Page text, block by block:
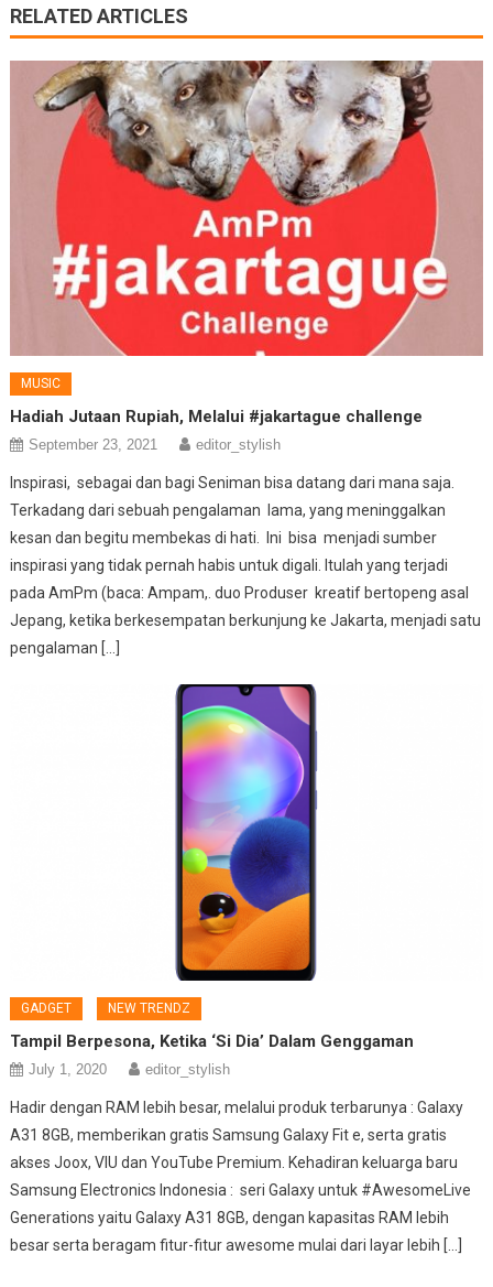
RELATED ARTICLES
MUSIC
Hadiah Jutaan Rupiah, Melalui #jakartague challenge
September 23, 2021 editor_stylish
Inspirasi, sebagai dan bagi Seniman bisa datang dari mana saja.
Terkadang dari sebuah pengalaman lama, yang meninggalkan
kesan dan begitu membekas di hati. Ini bisa menjadi sumber
inspirasi yang tidak pernah habis untuk digali. Itulah yang terjadi
pada AmPm (baca: Ampam,. duo Produser kreatif bertopeng asal
Jepang, ketika berkesempatan berkunjung ke Jakarta, menjadi satu
pengalaman […]
GADGET NEW TRENDZ
Tampil Berpesona, Ketika ‘Si Dia’ Dalam Genggaman
July 1, 2020 editor_stylish
Hadir dengan RAM lebih besar, melalui produk terbarunya : Galaxy
A31 8GB, memberikan gratis Samsung Galaxy Fit e, serta gratis
akses Joox, VIU dan YouTube Premium. Kehadiran keluarga baru
Samsung Electronics Indonesia : seri Galaxy untuk #AwesomeLive
Generations yaitu Galaxy A31 8GB, dengan kapasitas RAM lebih
besar serta beragam fitur-fitur awesome mulai dari layar lebih […]